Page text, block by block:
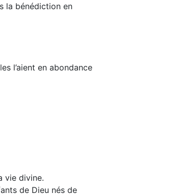
la bénédiction en
l’aient en abondance
vie divine.
de Dieu nés de